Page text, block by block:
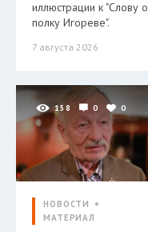
иллюстрации к "Слову о
полку Игореве".
7 августа 2026
158 0 0
НОВОСТИ
МАТЕРИАЛ